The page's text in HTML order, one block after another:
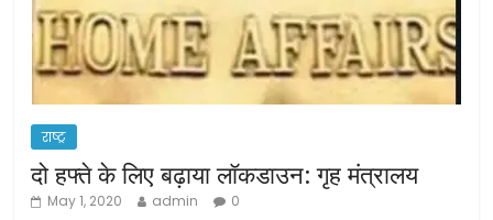
राष्ट्र
दो हफ्ते के लिए बढ़ाया लॉकडाउन: गृह मंत्रालय
May 1, 2020 admin 0